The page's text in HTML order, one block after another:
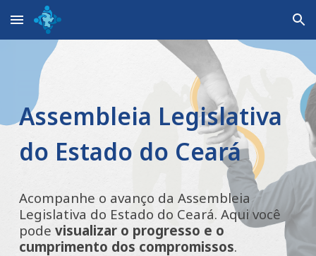
Skip to main content Skip to navigation
Assembleia Legislativa
do Estado do Ceará
Acompanhe o avanço daAssembleia
Legislativa do Estado do Ceará. Aqui você
podevisualizar o progresso e o
cumprimento dos compromissos.